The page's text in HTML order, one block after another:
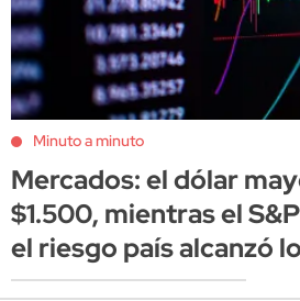
Minuto a minuto
Mercados: el dólar
$1.500, mientras el
el riesgo país alcanzó